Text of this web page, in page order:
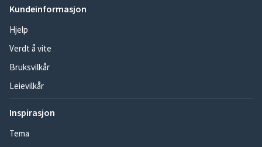
Kundeinformasjon
Hjelp
Verdt å vite
Bruksvilkår
Leievilkår
Inspirasjon
Tema